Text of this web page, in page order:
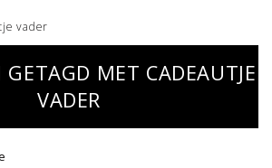
vader
GETAGD MET CADEAUTJE
VADER